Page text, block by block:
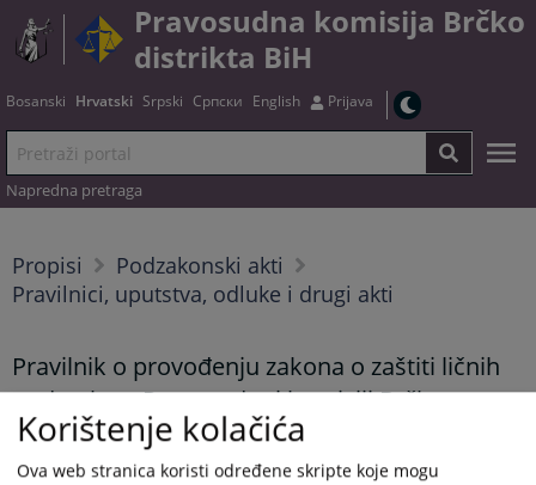
Pravosudna komisija Brčko
distrikta BiH
Bosanski Hrvatski Srpski Српски English Prijava
Napredna pretraga
Propisi
Podzakonski akti
Pravilnici, uputstva, odluke i drugi akti
Pravilnik o provođenju zakona o zaštiti ličnih
podataka u Pravosudnoj komisiji Brčko
distrikta BiH
Korištenje kolačića
Ova web stranica koristi određene skripte koje mogu